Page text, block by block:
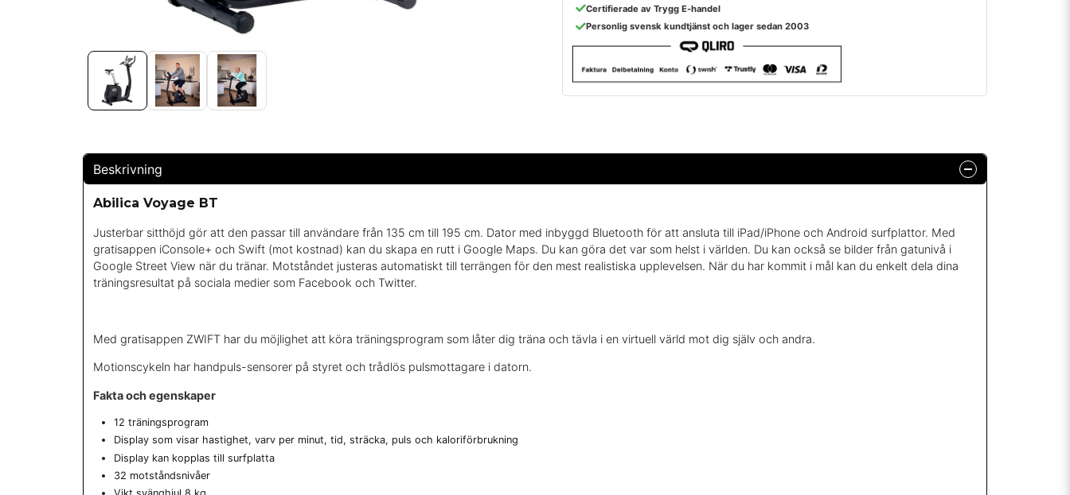
Certifierade av Trygg E-handel
Personlig svensk kundtjänst och lager sedan 2003
Beskrivning
Abilica Voyage BT
Justerbar sitthöjd gör att den passar till användare från 135 cm till 195 cm. Dator med inbyggd Bluetooth för att ansluta till iPad/iPhone och Android surfplattor. Med
gratisappen iConsole+ och Swift (mot kostnad) kan du skapa en rutt i Google Maps. Du kan göra det var som helst i världen. Du kan också se bilder från gatunivå i
Google Street View när du tränar. Motståndet justeras automatiskt till terrängen för den mest realistiska upplevelsen. När du har kommit i mål kan du enkelt dela dina
träningsresultat på sociala medier som Facebook och Twitter.
Med gratisappen ZWIFT har du möjlighet att köra träningsprogram som låter dig träna och tävla i en virtuell värld mot dig själv och andra.
Motionscykeln har handpuls-sensorer på styret och trådlös pulsmottagare i datorn.
Fakta och egenskaper
12 träningsprogram
Display som visar hastighet, varv per minut, tid, sträcka, puls och kaloriförbrukning
Display kan kopplas till surfplatta
32 motståndsnivåer